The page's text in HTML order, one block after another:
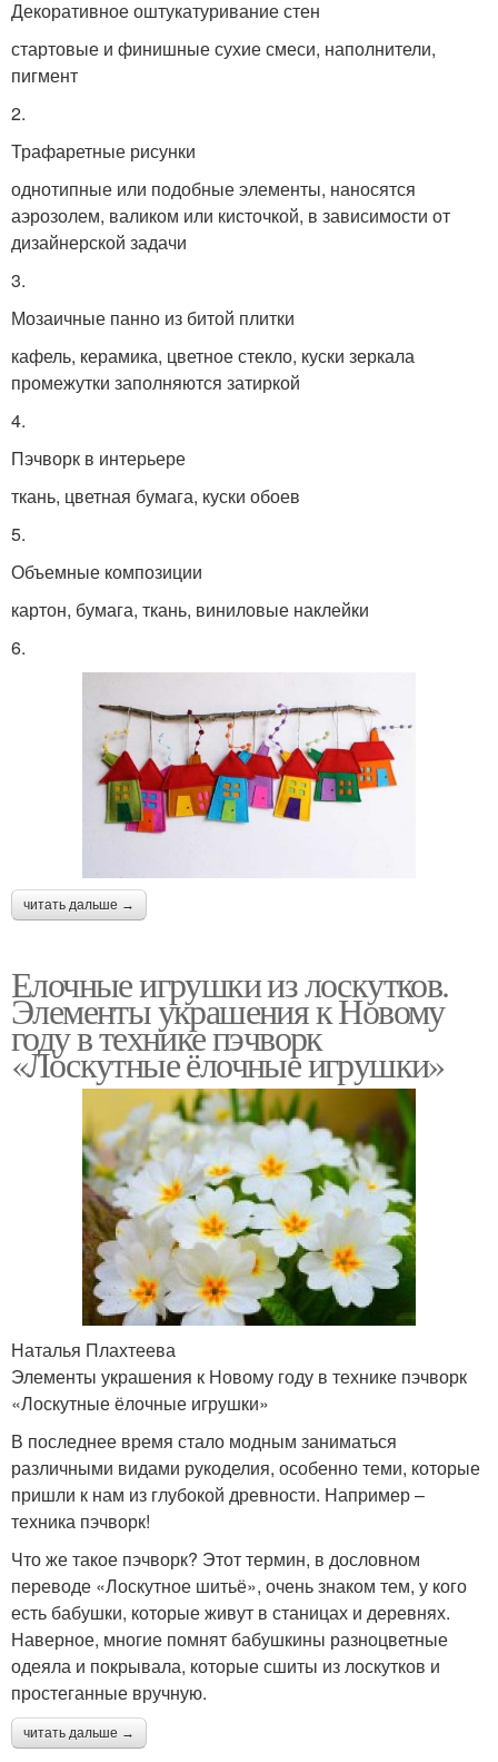
Декоративное оштукатуривание стен
стартовые и финишные сухие смеси, наполнители,
пигмент
2.
Трафаретные рисунки
однотипные или подобные элементы, наносятся
аэрозолем, валиком или кисточкой, в зависимости от
дизайнерской задачи
3.
Мозаичные панно из битой плитки
кафель, керамика, цветное стекло, куски зеркала
промежутки заполняются затиркой
4.
Пэчворк в интерьере
ткань, цветная бумага, куски обоев
5.
Объемные композиции
картон, бумага, ткань, виниловые наклейки
6.
читать дальше →
Елочные игрушки из лоскутков.
Элементы украшения к Новому
году в технике пэчворк
«Лоскутные ёлочные игрушки»
Наталья Плахтеева
Элементы украшения к Новому году в технике пэчворк
«Лоскутные ёлочные игрушки»
В последнее время стало модным заниматься
различными видами рукоделия, особенно теми, которые
пришли к нам из глубокой древности. Например –
техника пэчворк!
Что же такое пэчворк? Этот термин, в дословном
переводе «Лоскутное шитьё», очень знаком тем, у кого
есть бабушки, которые живут в станицах и деревнях.
Наверное, многие помнят бабушкины разноцветные
одеяла и покрывала, которые сшиты из лоскутков и
простеганные вручную.
читать дальше →